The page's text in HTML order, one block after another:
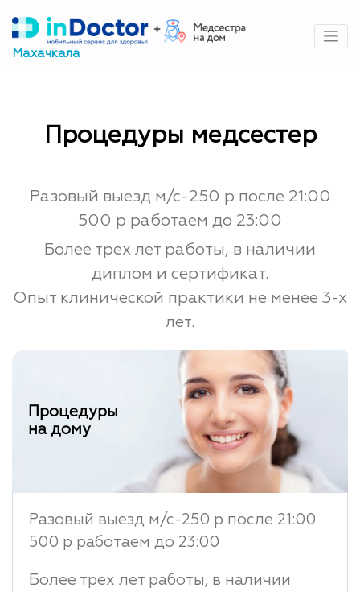
содержимому
Махачкала
Процедуры медсестер
Разовый выезд м/с-250 р после 21:00
500 р работаем до 23:00
Более трех лет работы, в наличии
диплом и сертификат.
Опыт клинической практики не менее 3-х
лет.
Процедуры
на дому
Разовый выезд м/с-250 р после 21:00
500 р работаем до 23:00
Более трех лет работы, в наличии